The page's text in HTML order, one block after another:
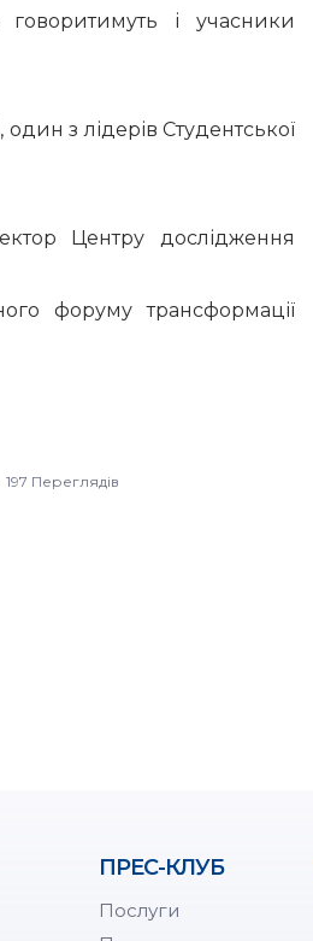
і учасники
один з лідерів Студентської
Центру дослідження
форуму трансформації
197 Переглядів
ПРЕС-КЛУБ
Послуги